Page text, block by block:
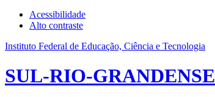
Acessibilidade
Alto contraste
Instituto Federal de Educação, Ciência e Tecnologia
SUL-RIO-GRANDENSE